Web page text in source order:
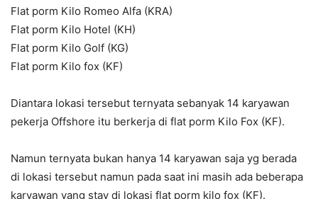
Flat porm Kilo Romeo Alfa (KRA)
Flat porm Kilo Hotel (KH)
Flat porm Kilo Golf (KG)
Flat porm Kilo fox (KF)
Diantara lokasi tersebut ternyata sebanyak 14 karyawan
pekerja Offshore itu berkerja di flat porm Kilo Fox (KF).
Namun ternyata bukan hanya 14 karyawan saja yg berada
di lokasi tersebut namun pada saat ini masih ada beberapa
karyawan yang stay di lokasi flat porm kilo fox (KF).